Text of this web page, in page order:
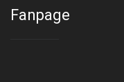
Fanpage